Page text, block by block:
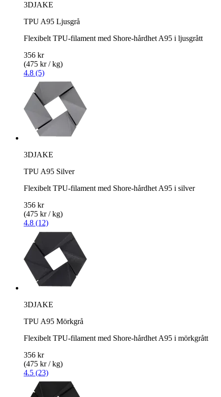
3DJAKE
TPU A95 Ljusgrå
Flexibelt TPU-filament med Shore-hårdhet A95 i ljusgrått
356 kr
(475 kr / kg)
4.8 (5)
3DJAKE
TPU A95 Silver
Flexibelt TPU-filament med Shore-hårdhet A95 i silver
356 kr
(475 kr / kg)
4.8 (12)
3DJAKE
TPU A95 Mörkgrå
Flexibelt TPU-filament med Shore-hårdhet A95 i mörkgrått
356 kr
(475 kr / kg)
4.5 (23)